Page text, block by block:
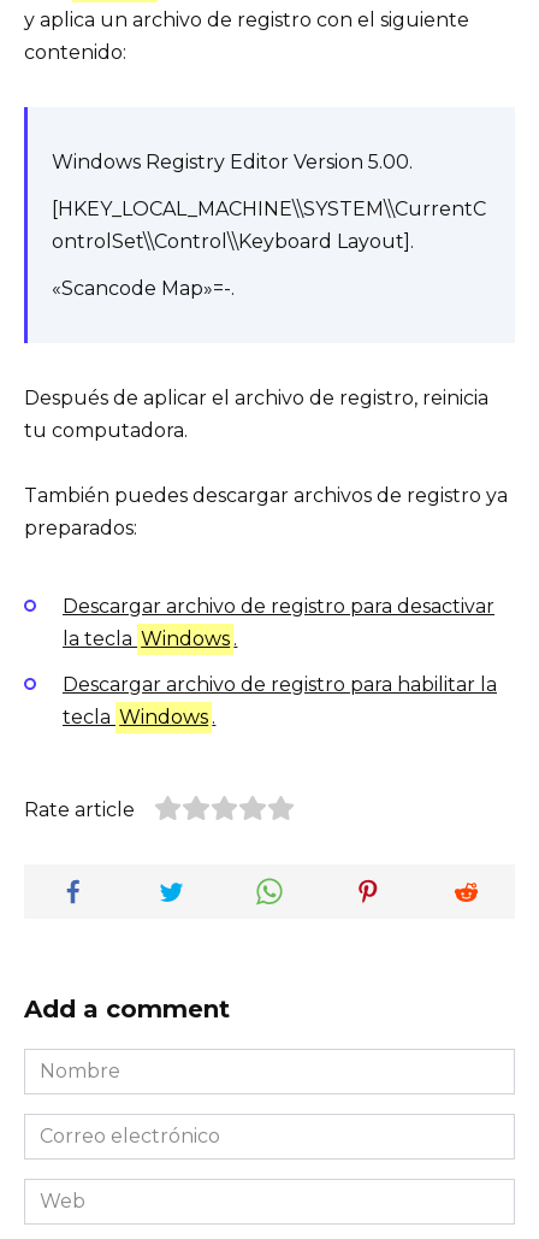
y aplica un archivo de registro con el siguiente
contenido:
Windows Registry Editor Version 5.00.
[HKEY_LOCAL_MACHINE\\SYSTEM\\CurrentC
ontrolSet\\Control\\Keyboard Layout].
«Scancode Map»=-.
Después de aplicar el archivo de registro, reinicia
tu computadora.
También puedes descargar archivos de registro ya
preparados:
Descargar archivo de registro para desactivar
la tecla Windows .
Descargar archivo de registro para habilitar la
tecla Windows .
Rate article
Add a comment
Nombre
*
Correo
electrónico
*Web